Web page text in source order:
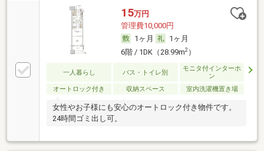
15万円
管理費10,000円
1ヶ月
1ヶ月
6階 / 1DK（28.99m2）
一人暮らし バス・トイレ別
モニタ付インターホ
ン
オートロック付き
収納スペース 室内洗濯機置き場
女性やお子様にも安心のオートロック付き物件です。
24時間ゴミ出し可。